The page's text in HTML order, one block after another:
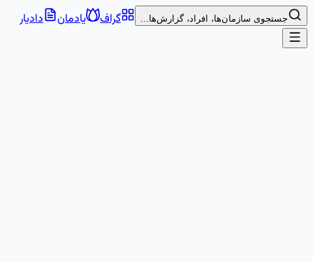
جستجوی سازمان‌ها، افراد، گزارش‌ها... گراف یادمان دادیار